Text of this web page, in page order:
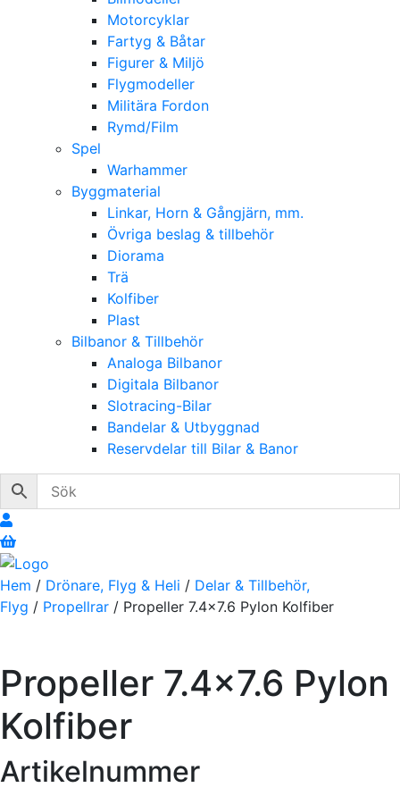
Motorcyklar
Fartyg & Båtar
Figurer & Miljö
Flygmodeller
Militära Fordon
Rymd/Film
Spel
Warhammer
Byggmaterial
Linkar, Horn & Gångjärn, mm.
Övriga beslag & tillbehör
Diorama
Trä
Kolfiber
Plast
Bilbanor & Tillbehör
Analoga Bilbanor
Digitala Bilbanor
Slotracing-Bilar
Bandelar & Utbyggnad
Reservdelar till Bilar & Banor
Hem / Drönare, Flyg & Heli / Delar & Tillbehör,
Flyg / Propellrar / Propeller 7.4×7.6 Pylon Kolfiber
Propeller 7.4×7.6 Pylon
Kolfiber
Artikelnummer